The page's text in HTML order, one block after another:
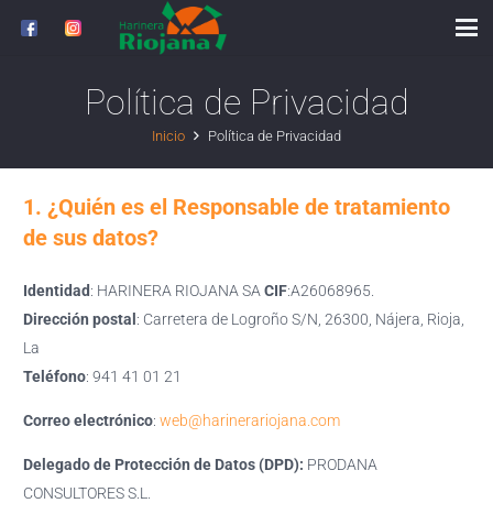
Política de Privacidad
Inicio Política de Privacidad
1. ¿Quién es el Responsable de tratamiento
de sus datos?
Identidad: HARINERA RIOJANA SA CIF:A26068965.
Dirección postal : Carretera de Logroño S/N, 26300, Nájera, Rioja,
La
Teléfono: 941 41 01 21
Correo electrónico: web@harinerariojana.com
Delegado de Protección de Datos (DPD): PRODANA
CONSULTORES S.L.